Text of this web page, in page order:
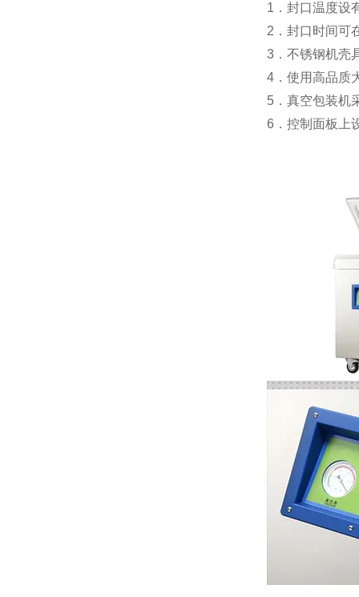
1．封口温度设
2．封口时间可
3．不锈钢机壳
4．使用高品质
5．真空包装机
6．控制面板上